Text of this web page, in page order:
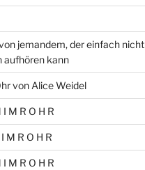
jemandem, der einfach nicht
aufhören kann
von Alice Weidel
I M R O H R
M R O H R
I M R O H R